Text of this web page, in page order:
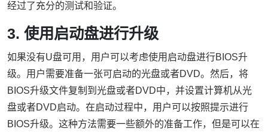
经过了充分的测试和验证。
3. 使用启动盘进行升级
如果没有U盘可用，用户可以考虑使用启动盘进行BIOS升
级。用户需要准备一张可启动的光盘或者DVD。然后，将
BIOS升级文件复制到光盘或者DVD中，并设置计算机从光
盘或者DVD启动。在启动过程中，用户可以按照提示进行
BIOS升级。这种方法需要一些额外的准备工作，但是可以在